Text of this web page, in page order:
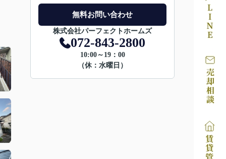
無料お問い合わせ
株式会社パーフェクトホームズ
072-843-2800
10:00～19：00
（休：水曜日）